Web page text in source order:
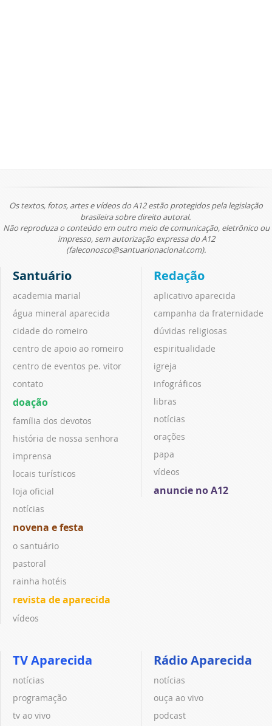
Os textos, fotos, artes e vídeos do A12 estão protegidos pela legislação
brasileira sobre direito autoral.
Não reproduza o conteúdo em outro meio de comunicação, eletrônico ou
impresso, sem autorização expressa do A12
(faleconosco@santuarionacional.com).
Santuário
academia marial
água mineral aparecida
cidade do romeiro
centro de apoio ao romeiro
centro de eventos pe. vitor
contato
doação
família dos devotos
história de nossa senhora
imprensa
locais turísticos
loja oficial
notícias
novena e festa
o santuário
pastoral
rainha hotéis
revista de aparecida
vídeos
Redação
aplicativo aparecida
campanha da fraternidade
dúvidas religiosas
espiritualidade
igreja
infográficos
libras
notícias
orações
papa
vídeos
anuncie no A12
TV Aparecida
notícias
programação
tv ao vivo
Rádio Aparecida
notícias
ouça ao vivo
podcast